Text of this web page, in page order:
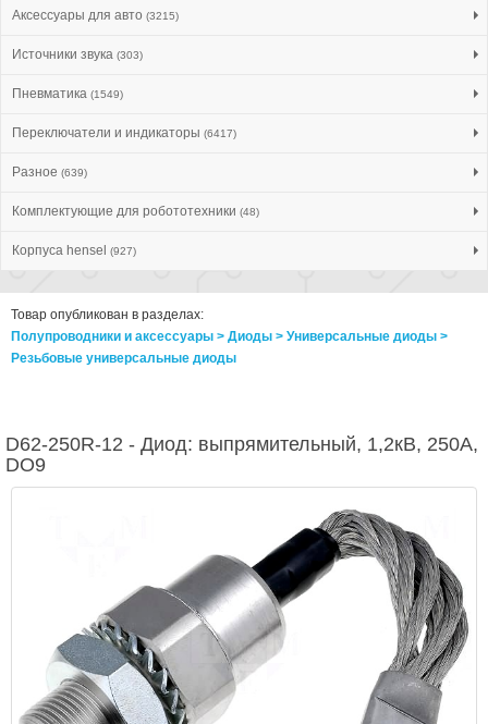
Аксессуары для авто (3215)
Источники звука (303)
Пневматика (1549)
Переключатели и индикаторы (6417)
Разное (639)
Комплектующие для робототехники (48)
Корпуса hensel (927)
Товар опубликован в разделах:
Полупроводники и аксессуары > Диоды > Универсальные диоды >
Резьбовые универсальные диоды
D62-250R-12 - Диод: выпрямительный, 1,2кВ, 250А,
DO9